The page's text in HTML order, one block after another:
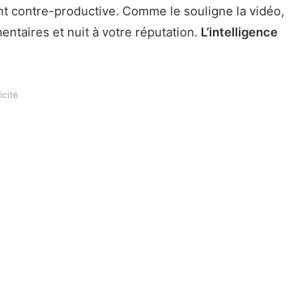
contre-productive. Comme le souligne la vidéo,
et nuit à votre réputation. L’intelligence